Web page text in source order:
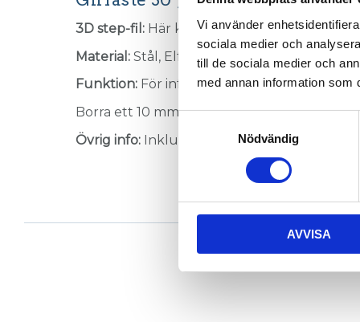
Vi använder
sociala medier och
till de sociala medier och
med annan information som
Samtyckesval
Nödvändig
AVVISA
3D step-fil: Här kan du hämta en 3D step-fil
Material:Stål, Elförzinkat.
Funktion: För infästning av 15° girkapade
Borra ett 10 mm hål i profil med borrfixtur
Övrig info: Inklusive distanser och låskruvar.